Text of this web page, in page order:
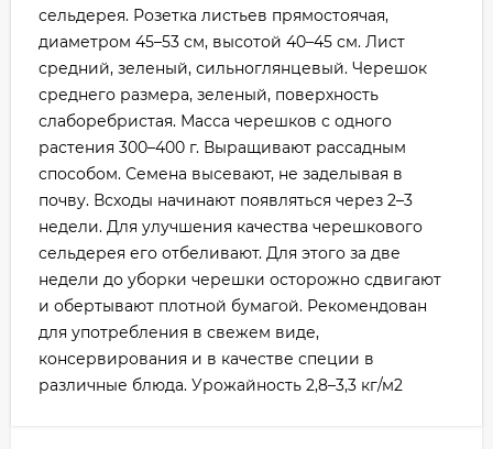
сельдерея. Розетка листьев прямостоячая,
диаметром 45–53 см, высотой 40–45 см. Лист
средний, зеленый, сильноглянцевый. Черешок
среднего размера, зеленый, поверхность
слаборебристая. Масса черешков с одного
растения 300–400 г. Выращивают рассадным
способом. Семена высевают, не заделывая в
почву. Всходы начинают появляться через 2–3
недели. Для улучшения качества черешкового
сельдерея его отбеливают. Для этого за две
недели до уборки черешки осторожно сдвигают
и обертывают плотной бумагой. Рекомендован
для употребления в свежем виде,
консервирования и в качестве специи в
различные блюда. Урожайность 2,8–3,3 кг/м2